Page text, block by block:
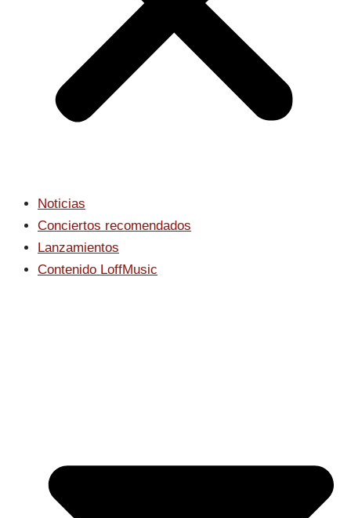
Noticias
Conciertos recomendados
Lanzamientos
Contenido LoffMusic